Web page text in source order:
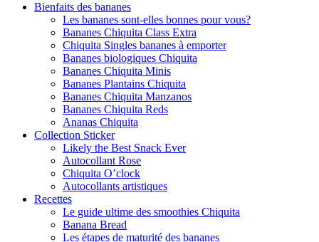
Bienfaits des bananes
Les bananes sont-elles bonnes pour vous?
Bananes Chiquita Class Extra
Chiquita Singles bananes à emporter
Bananes biologiques Chiquita
Bananes Chiquita Minis
Bananes Plantains Chiquita
Bananes Chiquita Manzanos
Bananes Chiquita Reds
Ananas Chiquita
Collection Sticker
Likely the Best Snack Ever
Autocollant Rose
Chiquita O’clock
Autocollants artistiques
Recettes
Le guide ultime des smoothies Chiquita
Banana Bread
Les étapes de maturité des bananes